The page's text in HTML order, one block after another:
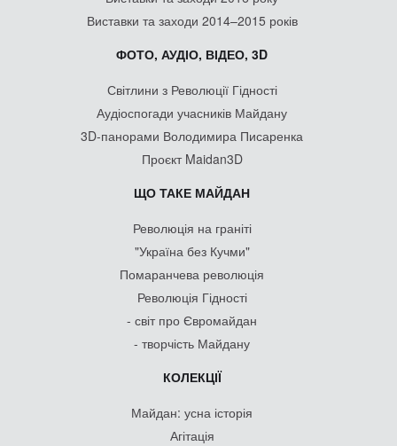
Виставки та заходи 2014–2015 років
ФОТО, АУДІО, ВІДЕО, 3D
Світлини з Революції Гідності
Аудіоспогади учасників Майдану
3D-панорами Володимира Писаренка
Проєкт Maidan3D
ЩО ТАКЕ МАЙДАН
Революція на граніті
"Україна без Кучми"
Помаранчева революція
Революція Гідності
- світ про Євромайдан
- творчість Майдану
КОЛЕКЦІЇ
Майдан: усна історія
Агітація